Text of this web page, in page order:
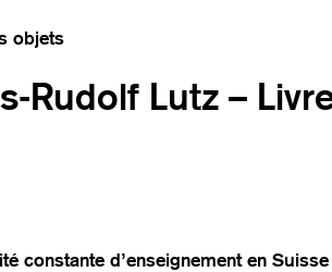
objets
Rudolf Lutz –
constante d’enseignement en